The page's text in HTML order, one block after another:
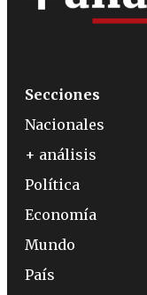
Secciones
Nacionales
+ análisis
Política
Economía
Mundo
País